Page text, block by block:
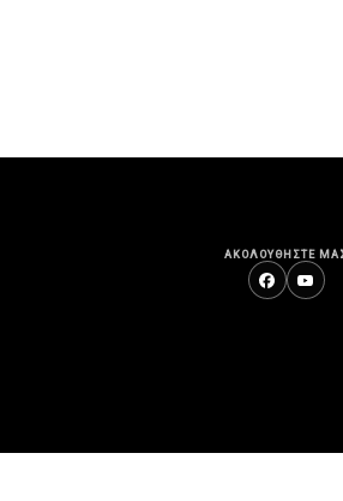
ΑΚΟΛΟΥΘΗΣΤΕ